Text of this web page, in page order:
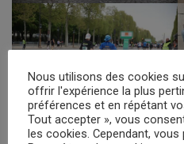
Nous utilisons des cookies
offrir l'expérience la plus
préférences et en répétant
Tout accepter », vous
les cookies. Cependant, vous